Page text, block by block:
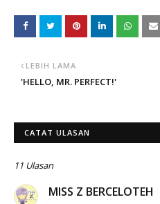
LEBIH LAMA
'HELLO, MR. PERFECT!'
CATAT ULASAN
11 Ulasan
MISS Z BERCELOTEH